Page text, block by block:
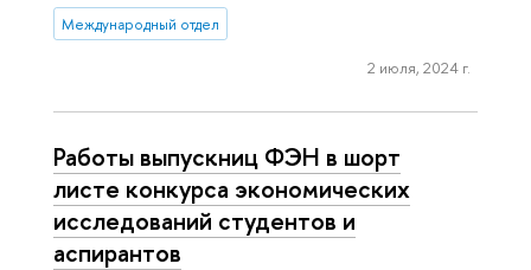
Международный отдел
2 июля, 2024 г.
Работы выпускниц ФЭН в шорт
листе конкурса экономических
исследований студентов и
аспирантов